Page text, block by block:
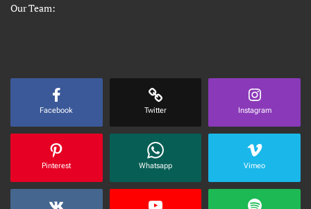
Our Team:
Facebook Twitter Instagram
Pinterest Whatsapp Vimeo